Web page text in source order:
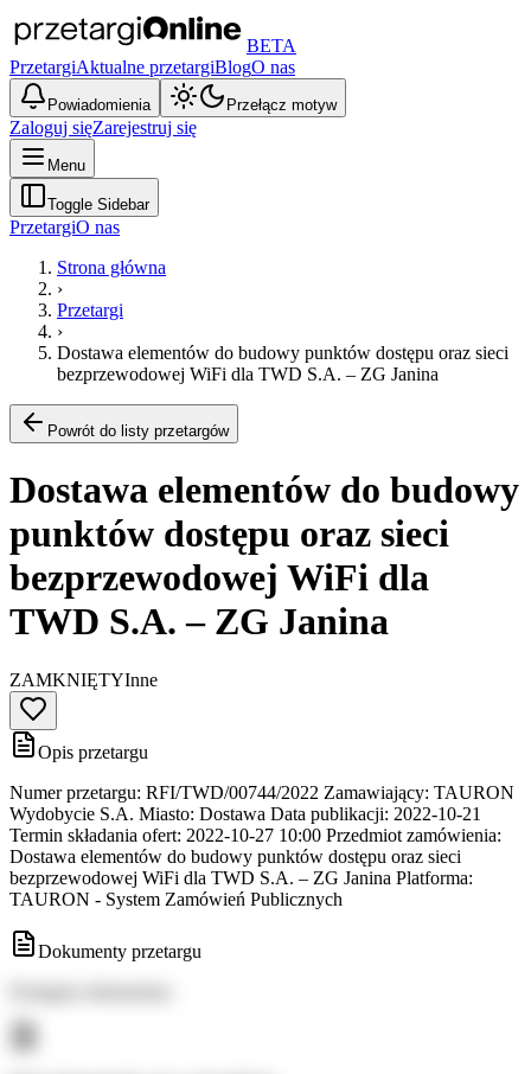
BETA
PrzetargiAktualne przetargiBlogO nas
Powiadomienia Przełącz motyw
Zaloguj sięZarejestruj się
Menu
Toggle Sidebar
PrzetargiO nas
Strona główna
›
Przetargi
›
Dostawa elementów do budowy punktów dostępu oraz sieci
bezprzewodowej WiFi dla TWD S.A. – ZG Janina
Powrót do listy przetargów
Dostawa elementów do budowy
punktów dostępu oraz sieci
bezprzewodowej WiFi dla
TWD S.A. – ZG Janina
ZAMKNIĘTYInne
Opis przetargu
Numer przetargu: RFI/TWD/00744/2022 Zamawiający: TAURON
Wydobycie S.A. Miasto: Dostawa Data publikacji: 2022-10-21
Termin składania ofert: 2022-10-27 10:00 Przedmiot zamówienia:
Dostawa elementów do budowy punktów dostępu oraz sieci
bezprzewodowej WiFi dla TWD S.A. – ZG Janina Platforma:
TAURON - System Zamówień Publicznych
Dokumenty przetargu